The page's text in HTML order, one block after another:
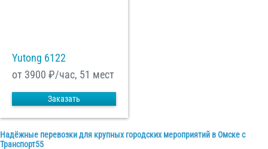
Yutong 6122
от 3900 ₽/час, 51 мест
Заказать
Надёжные перевозки для крупных городских мероприятий в Омске с
Транспорт55